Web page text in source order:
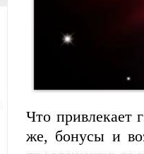
Что привлекает
же, бонусы и